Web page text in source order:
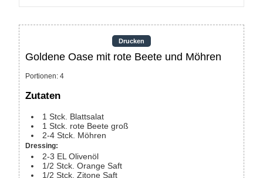
Drucken
Goldene Oase mit rote Beete und Möhren
Portionen: 4
Zutaten
1 Stck. Blattsalat
1 Stck. rote Beete groß
2-4 Stck. Möhren
Dressing:
2-3 EL Olivenöl
1/2 Stck. Orange Saft
1/2 Stck. Zitone Saft